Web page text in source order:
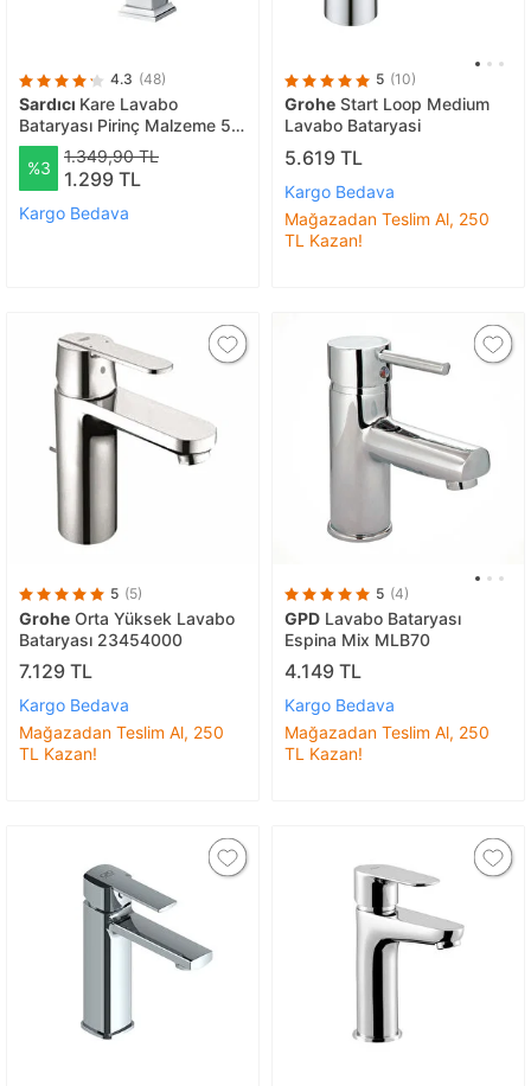
4.3 (48)
Sardıcı Kare Lavabo
Bataryası Pirinç Malzeme 5
Yil Garantili
%3
1.349,90 TL
1.299 TL
Kargo Bedava
5 (10)
Grohe Start Loop Medium
Lavabo Bataryasi
5.619 TL
Kargo Bedava
Mağazadan Teslim Al, 250
TL Kazan!
5 (5)
Grohe Orta Yüksek Lavabo
Bataryası 23454000
7.129 TL
Kargo Bedava
Mağazadan Teslim Al, 250
TL Kazan!
5 (4)
GPD Lavabo Bataryası
Espina Mix MLB70
4.149 TL
Kargo Bedava
Mağazadan Teslim Al, 250
TL Kazan!